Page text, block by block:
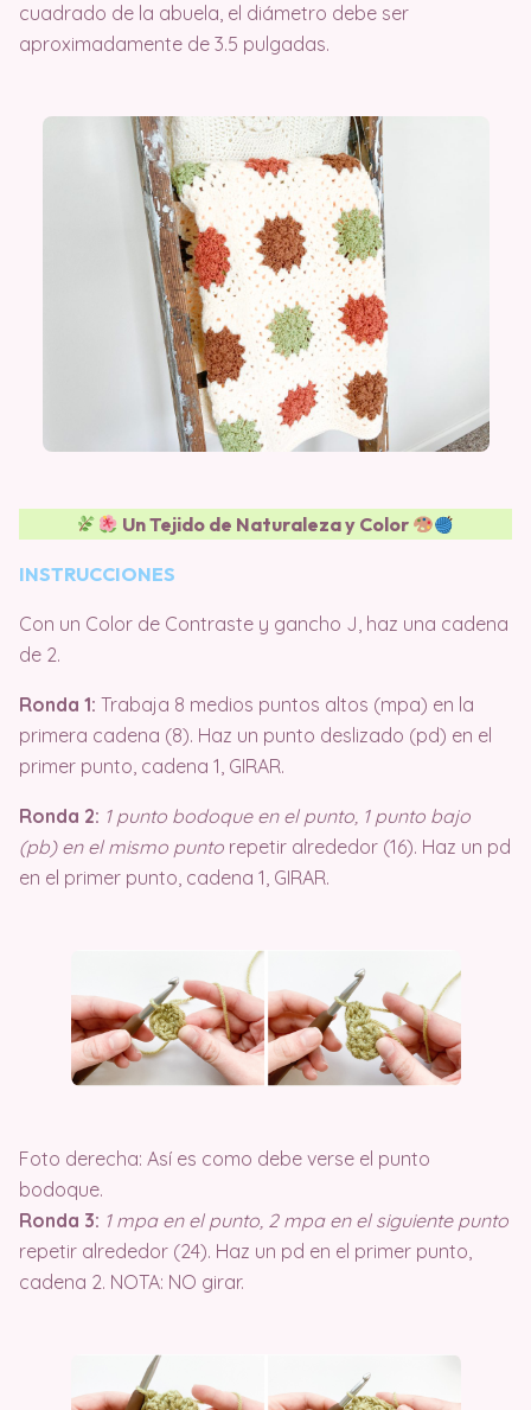
cuadrado de la abuela, el diámetro debe ser
aproximadamente de 3.5 pulgadas.
Un Tejido de Naturaleza y Color
INSTRUCCIONES
Con un Color de Contraste y gancho J, haz una cadena
de 2.
Ronda 1: Trabaja 8 medios puntos altos (mpa) en la
primera cadena (8). Haz un punto deslizado (pd) en el
primer punto, cadena 1, GIRAR.
Ronda 2: 1 punto bodoque en el punto, 1 punto bajo
(pb) en el mismo punto repetir alrededor (16). Haz un pd
en el primer punto, cadena 1, GIRAR.
Foto derecha: Así es como debe verse el punto
bodoque.
Ronda 3: 1 mpa en el punto, 2 mpa en el siguiente punto
repetir alrededor (24). Haz un pd en el primer punto,
cadena 2. NOTA: NO girar.